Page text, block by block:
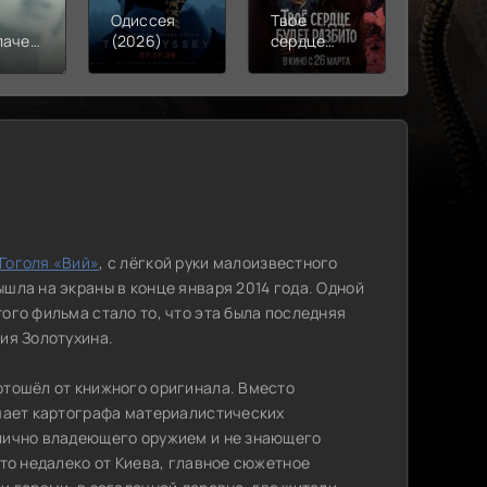
Одиссея
(2026)
Твое
сердце
будет
(2026)
Моана
(2026)
«Вий», с лёгкой руки малоизвестного
на экраны в конце января 2014 года. Одной
фильма стало то, что эта была последняя
Золотухина.
от книжного оригинала. Вместо
картографа материалистических
владеющего оружием и не знающего
недалеко от Киева, главное сюжетное